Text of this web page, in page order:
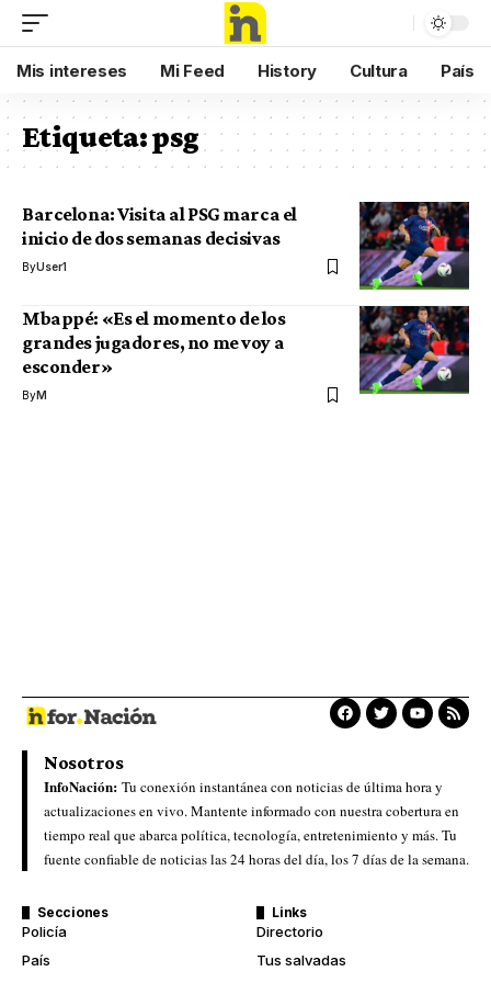
Mis intereses Mi Feed History Cultura País
Etiqueta:psg
Barcelona: Visita al PSG marca el
inicio de dos semanas decisivas
ByUser1
Mbappé: «Es el momento de los
grandes jugadores, no me voy a
esconder»
ByM
Nosotros
InfoNación: Tu conexión instantánea con noticias de última hora y
actualizaciones en vivo. Mantente informado con nuestra cobertura en
tiempo real que abarca política, tecnología, entretenimiento y más. Tu
fuente confiable de noticias las 24 horas del día, los 7 días de la semana.
Secciones
Policía
País
Links
Directorio
Tus salvadas